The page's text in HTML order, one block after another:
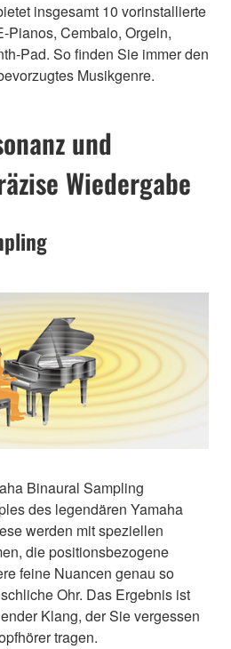
insgesamt 10 vorinstallierte
Pianos, Cembalo, Orgeln,
Pad. So finden Sie immer den
Musikgenre.
und
Wiedergabe
Binaural Sampling
des legendären Yamaha
werden mit speziellen
die positionsbezogene
feine Nuancen genau so
Ohr. Das Ergebnis ist
Klang, der Sie vergessen
tragen.